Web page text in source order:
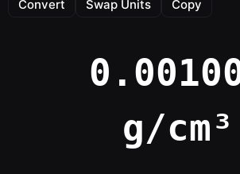
Convert Swap Units Copy
g/cm³